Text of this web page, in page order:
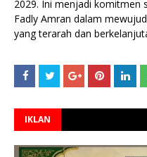
2029. Ini menjadi komitmen
Fadly Amran dalam
yang terarah dan
IKLAN